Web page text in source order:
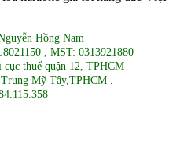
Hồng Nam
, MST: 0313921880
cục thuế quận 12, TPHCM
Mỹ Tây,TPHCM .